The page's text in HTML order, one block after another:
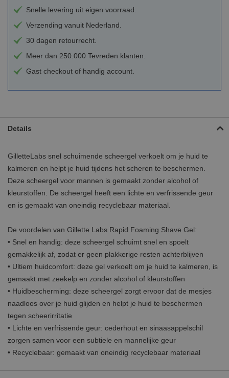
Snelle levering uit eigen voorraad.
Verzending vanuit Nederland.
30 dagen retourrecht.
Meer dan 250.000 Tevreden klanten.
Gast checkout of handig account.
Details
GilletteLabs snel schuimende scheergel verkoelt om je huid te
kalmeren en helpt je huid tijdens het scheren te beschermen.
Deze scheergel voor mannen is gemaakt zonder alcohol of
kleurstoffen. De scheergel heeft een lichte en verfrissende geur
en is gemaakt van oneindig recyclebaar materiaal.
De voordelen van Gillette Labs Rapid Foaming Shave Gel:
• Snel en handig: deze scheergel schuimt snel en spoelt
gemakkelijk af, zodat er geen plakkerige resten achterblijven
• Ultiem huidcomfort: deze gel verkoelt om je huid te kalmeren, is
gemaakt met zeekelp en zonder alcohol of kleurstoffen
• Huidbescherming: deze scheergel zorgt ervoor dat de mesjes
naadloos over je huid glijden en helpt je huid te beschermen
tegen scheerirritatie
• Lichte en verfrissende geur: cederhout en sinaasappelschil
zorgen samen voor een subtiele en mannelijke geur
• Recyclebaar: gemaakt van oneindig recyclebaar materiaal